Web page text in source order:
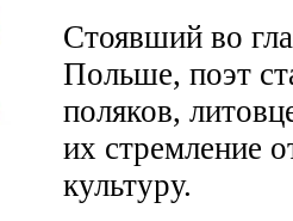
Стоявший во
Польше, поэт
поляков,
их стремление
культуру.